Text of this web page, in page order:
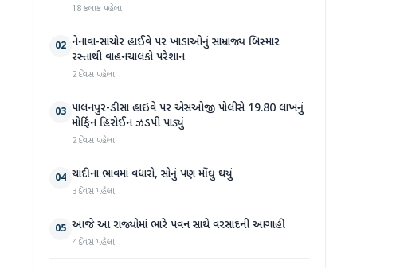
18 કલાક પહેલા
02 નેનાવા-સાંચોર હાઈવે પર ખાડાઓનું સામ્રાજ્ય બિસ્માર
રસ્તાથી વાહનચાલકો પરેશાન
2 દિવસ પહેલા
03 પાલનપુર-ડીસા હાઇવે પર એસઓજી પોલીસે 19.80 લાખનું
મોર્ફિન હિરોઈન ઝડપી પાડ્યું
2 દિવસ પહેલા
04 ચાંદીના ભાવમાં વધારો, સોનું પણ મોંઘુ થયું
3 દિવસ પહેલા
05 આજે આ રાજ્યોમાં ભારે પવન સાથે વરસાદની આગાહી
4 દિવસ પહેલા